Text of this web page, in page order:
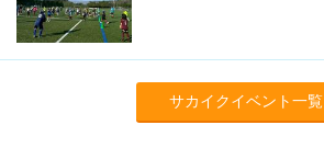
サカイクイベント一覧